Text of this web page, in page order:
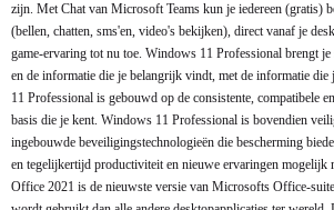
zijn. Met Chat van Microsoft Teams kun je iedereen (gratis)
(bellen, chatten, sms'en, video's bekijken), direct vanaf je
game-ervaring tot nu toe. Windows 11 Professional brengt
en de informatie die je belangrijk vindt, met de informatie
11 Professional is gebouwd op de consistente, compatibele
basis die je kent. Windows 11 Professional is bovendien
ingebouwde beveiligingstechnologieën die bescherming
en tegelijkertijd productiviteit en nieuwe ervaringen mogelijk
Office 2021 is de nieuwste versie van Microsofts Office-